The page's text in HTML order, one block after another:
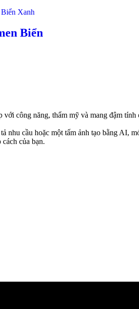
Biển
công năng, thẩm mỹ và mang đậm
nhu cầu hoặc một tấm ảnh tạo bằng AI,
của bạn.